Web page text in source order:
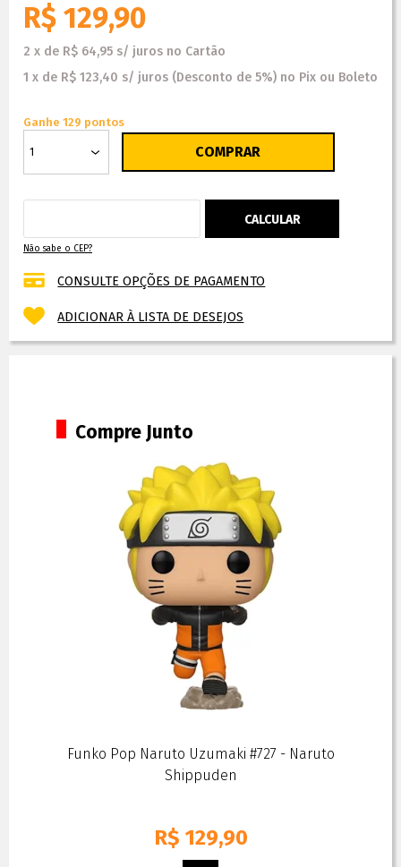
R$ 129,90
2 x de R$ 64,95 s/ juros no Cartão
1 x de R$ 123,40 s/ juros (Desconto de 5%) no Pix ou Boleto
Ganhe 129 pontos
Não sabe o CEP?
CONSULTE OPÇÕES DE PAGAMENTO
ADICIONAR À LISTA DE DESEJOS
Compre Junto
Funko Pop Naruto Uzumaki #727 - Naruto
Shippuden
R$ 129,90